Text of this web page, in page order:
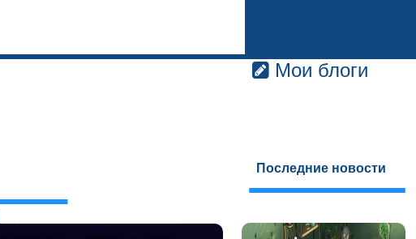
Мои блоги
Последние новости